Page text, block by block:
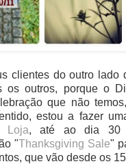
clientes do outro lado
os outros, porque o
que não
estou a fazer
Loja, até ao dia 30
"Thanksgiving Sale"
que vão desde os